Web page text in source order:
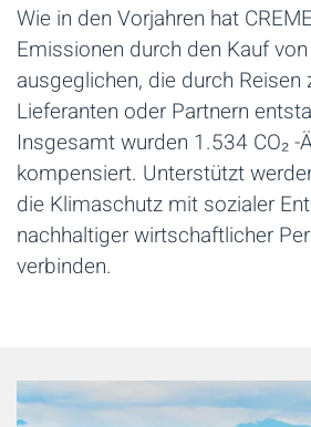
Wie in den Vorjahren hat
Emissionen durch den Kauf von
ausgeglichen, die durch Reisen
Lieferanten oder Partnern
Insgesamt wurden 1.534 CO₂ -
kompensiert. Unterstützt
die Klimaschutz mit sozialer
nachhaltiger wirtschaftlicher
verbinden.